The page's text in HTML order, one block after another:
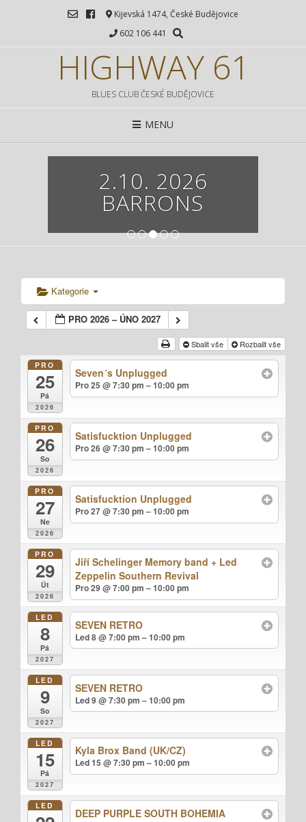
Kijevská 1474, České Budějovice
602 106 441
HIGHWAY 61
BLUES CLUB ČESKÉ BUDĚJOVICE
MENU
2.10. 2026
BARRONS
1 2 3 4 5
Kategorie
PRO 2026 – ÚNO 2027
Sbalit vše Rozbalit vše
PRO
25
Pá
2026
Seven´s Unplugged
Pro 25 @ 7:30 pm – 10:00 pm
PRO
26
So
2026
Satisfucktion Unplugged
Pro 26 @ 7:30 pm – 10:00 pm
PRO
27
Ne
2026
Satisfucktion Unplugged
Pro 27 @ 7:30 pm – 10:00 pm
PRO
29
Út
2026
Jiří Schelinger Memory band + Led
Zeppelin Southern Revival
Pro 29 @ 7:00 pm – 10:00 pm
LED
8
Pá
2027
SEVEN RETRO
Led 8 @ 7:00 pm – 10:00 pm
LED
9
So
2027
SEVEN RETRO
Led 9 @ 7:30 pm – 10:00 pm
LED
15
Pá
2027
Kyla Brox Band (UK/CZ)
Led 15 @ 7:30 pm – 10:00 pm
LED
DEEP PURPLE SOUTH BOHEMIA